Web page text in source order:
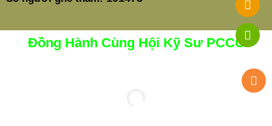
Đồng Hành Cùng Hội Kỹ Sư PCCC